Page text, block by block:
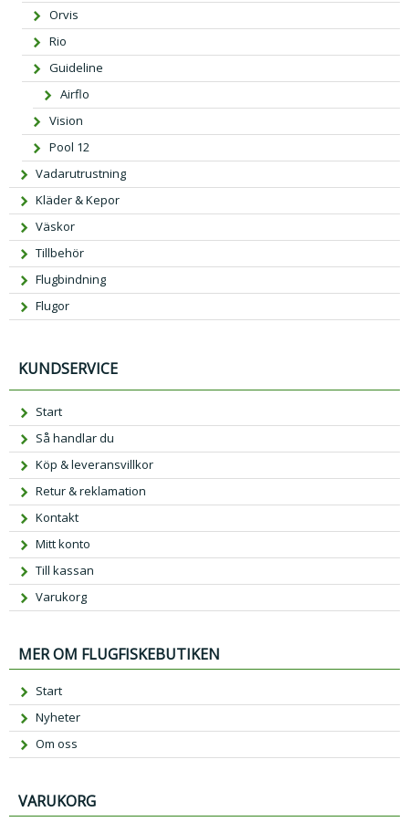
Orvis
Rio
Guideline
Airflo
Vision
Pool 12
Vadarutrustning
Kläder & Kepor
Väskor
Tillbehör
Flugbindning
Flugor
KUNDSERVICE
Start
Så handlar du
Köp & leveransvillkor
Retur & reklamation
Kontakt
Mitt konto
Till kassan
Varukorg
MER OM FLUGFISKEBUTIKEN
Start
Nyheter
Om oss
VARUKORG